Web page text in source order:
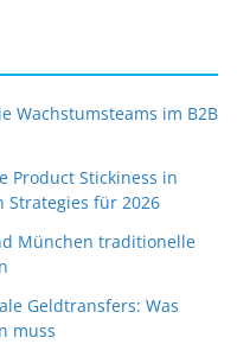
Wachstumsteams im B2B
Product Stickiness in
Strategies für 2026
München traditionelle
Geldtransfers: Was
muss